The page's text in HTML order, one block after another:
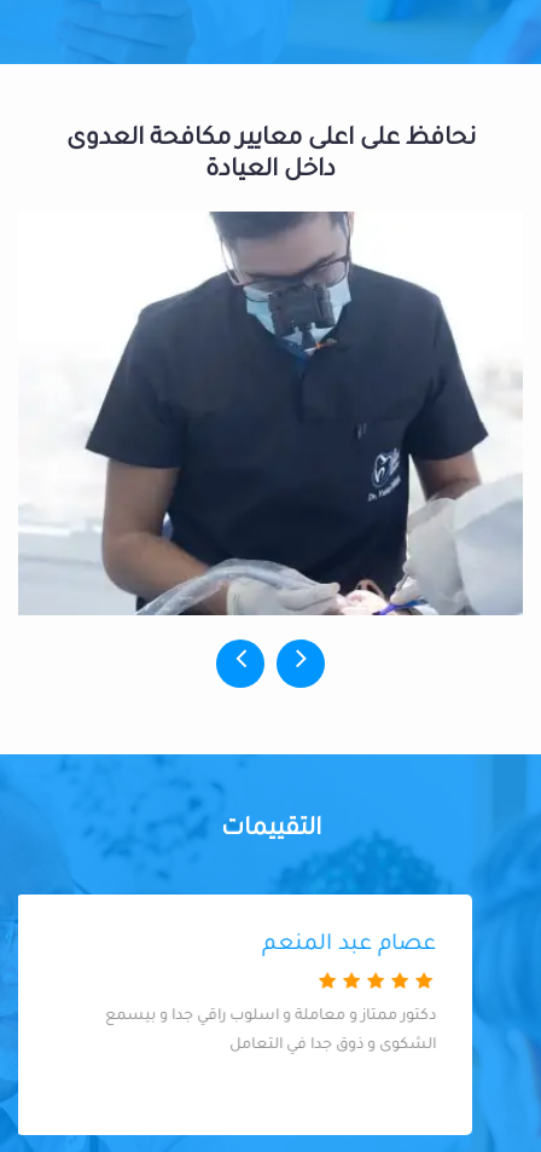
نحافظ على اعلى معايير مكافحة العدوى
داخل العيادة
التقييمات
عصام عبد المنعم
دكتور ممتاز و معاملة و اسلوب راقي جدا و بيسمع
الشكوى و ذوق جدا في التعامل